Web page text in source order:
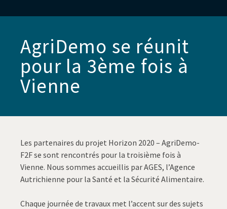
AgriDemo se réunit
pour la 3ème fois à
Vienne
Les partenaires du projet Horizon 2020 – AgriDemo-
F2F se sont rencontrés pour la troisième fois à
Vienne. Nous sommes accueillis par AGES, l’Agence
Autrichienne pour la Santé et la Sécurité Alimentaire.
Chaque journée de travaux met l’accent sur des sujets